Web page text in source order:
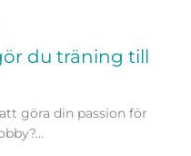
du träning till
göra din passion för